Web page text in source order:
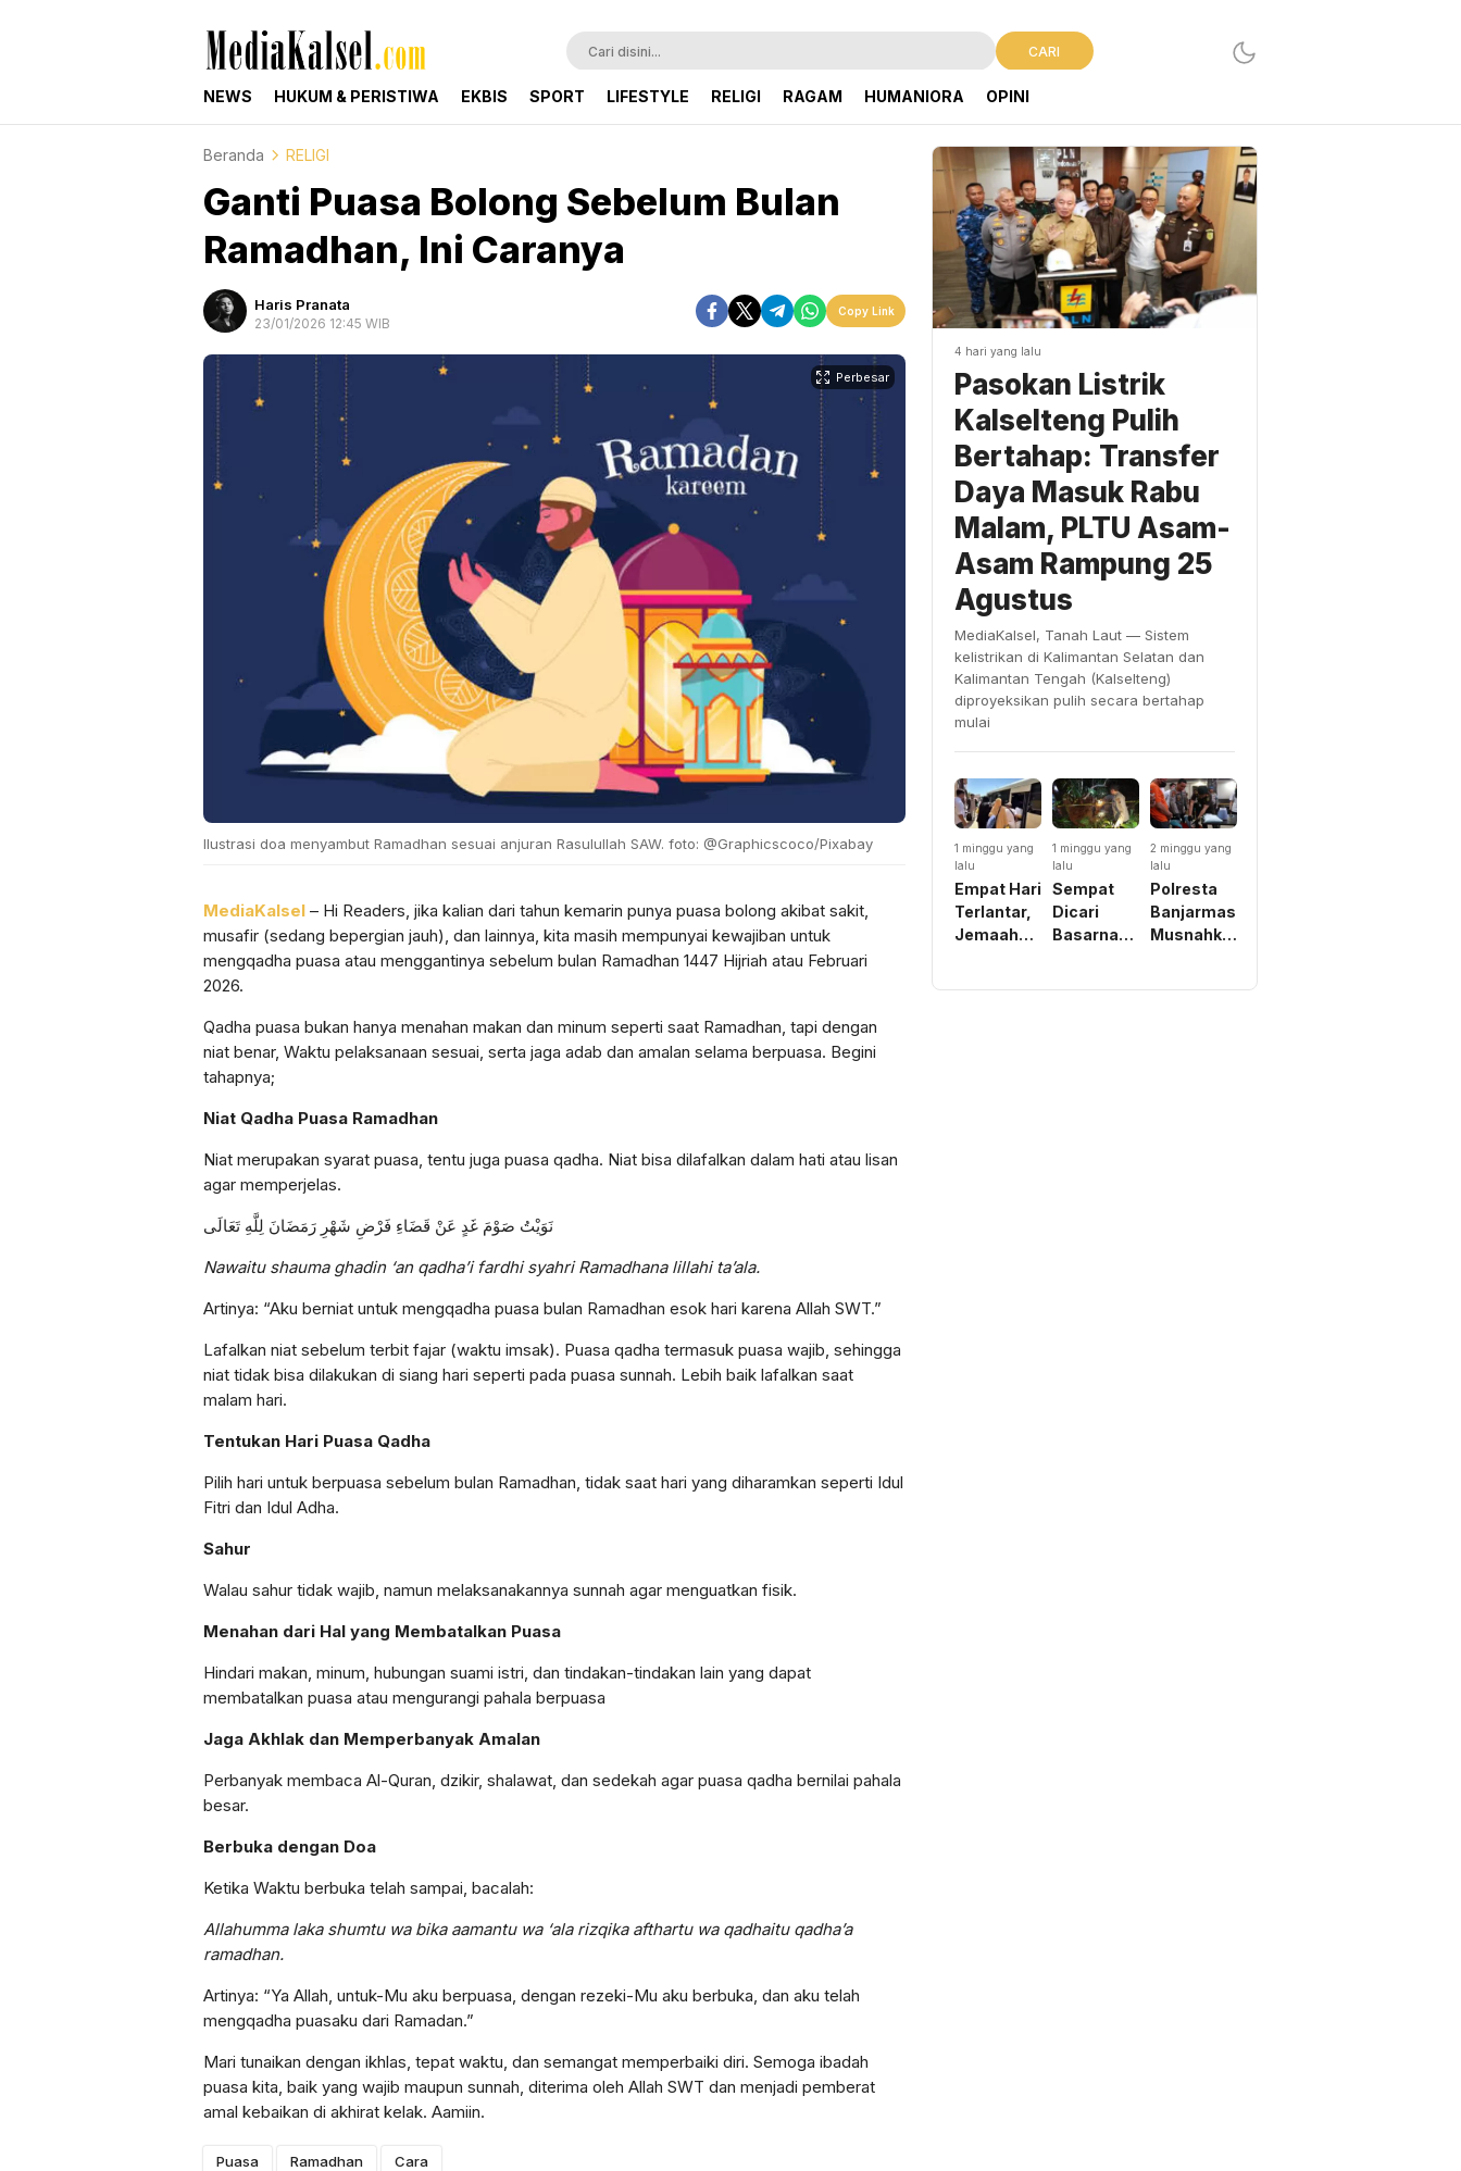
mediakalsel.com
Berita Update Banua
CARI
NEWS HUKUM & PERISTIWA EKBIS SPORT LIFESTYLE RELIGI RAGAM HUMANIORA OPINI
Beranda RELIGI
Ganti Puasa Bolong Sebelum Bulan
Ramadhan, Ini Caranya
Haris Pranata
23/01/2026 12:45 WIB
Copy Link
Perbesar
Ilustrasi doa menyambut Ramadhan sesuai anjuran Rasulullah SAW. foto: @Graphicscoco/Pixabay
MediaKalsel – Hi Readers, jika kalian dari tahun kemarin punya puasa bolong akibat sakit,
musafir (sedang bepergian jauh), dan lainnya, kita masih mempunyai kewajiban untuk
mengqadha puasa atau menggantinya sebelum bulan Ramadhan 1447 Hijriah atau Februari
2026.
Qadha puasa bukan hanya menahan makan dan minum seperti saat Ramadhan, tapi dengan
niat benar, Waktu pelaksanaan sesuai, serta jaga adab dan amalan selama berpuasa. Begini
tahapnya;
Niat Qadha Puasa Ramadhan
Niat merupakan syarat puasa, tentu juga puasa qadha. Niat bisa dilafalkan dalam hati atau lisan
agar memperjelas.
نَوَيْتُ صَوْمَ غَدٍ عَنْ قَضَاءِ فَرْضِ شَهْرِ رَمَضَانَ لِلَّهِ تَعَالَى
Nawaitu shauma ghadin ‘an qadha’i fardhi syahri Ramadhana lillahi ta’ala.
Artinya: “Aku berniat untuk mengqadha puasa bulan Ramadhan esok hari karena Allah SWT.”
Lafalkan niat sebelum terbit fajar (waktu imsak). Puasa qadha termasuk puasa wajib, sehingga
niat tidak bisa dilakukan di siang hari seperti pada puasa sunnah. Lebih baik lafalkan saat
malam hari.
Tentukan Hari Puasa Qadha
Pilih hari untuk berpuasa sebelum bulan Ramadhan, tidak saat hari yang diharamkan seperti Idul
Fitri dan Idul Adha.
Sahur
Walau sahur tidak wajib, namun melaksanakannya sunnah agar menguatkan fisik.
Menahan dari Hal yang Membatalkan Puasa
Hindari makan, minum, hubungan suami istri, dan tindakan-tindakan lain yang dapat
membatalkan puasa atau mengurangi pahala berpuasa
Jaga Akhlak dan Memperbanyak Amalan
Perbanyak membaca Al-Quran, dzikir, shalawat, dan sedekah agar puasa qadha bernilai pahala
besar.
Berbuka dengan Doa
Ketika Waktu berbuka telah sampai, bacalah:
Allahumma laka shumtu wa bika aamantu wa ‘ala rizqika afthartu wa qadhaitu qadha’a
ramadhan.
Artinya: “Ya Allah, untuk-Mu aku berpuasa, dengan rezeki-Mu aku berbuka, dan aku telah
mengqadha puasaku dari Ramadan.”
Mari tunaikan dengan ikhlas, tepat waktu, dan semangat memperbaiki diri. Semoga ibadah
puasa kita, baik yang wajib maupun sunnah, diterima oleh Allah SWT dan menjadi pemberat
amal kebaikan di akhirat kelak. Aamiin.
Puasa Ramadhan Cara
4 hari yang lalu
Pasokan Listrik
Kalselteng Pulih
Bertahap: Transfer
Daya Masuk Rabu
Malam, PLTU Asam-
Asam Rampung 25
Agustus
MediaKalsel, Tanah Laut — Sistem
kelistrikan di Kalimantan Selatan dan
Kalimantan Tengah (Kalselteng)
diproyeksikan pulih secara bertahap
mulai
1 minggu yang
lalu
Empat Hari
Terlantar,
Jemaah
1 minggu yang
lalu
Sempat
Dicari
Basarnas
2 minggu yang
lalu
Polresta
Banjarmasin
Musnahkan